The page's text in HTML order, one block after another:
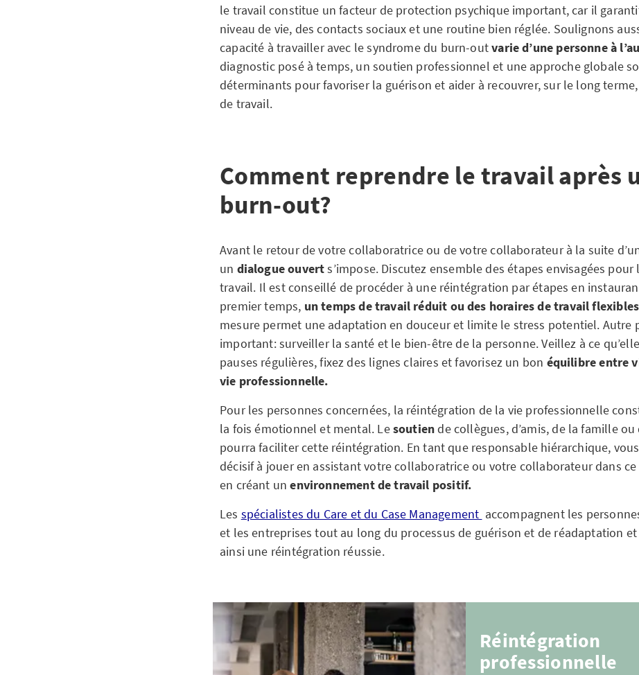
le travail constitue un facteur de protection psychique important, car il
niveau de vie, des contacts sociaux et une routine bien réglée. Soulignons
capacité à travailler avec le syndrome du burn-outvarie d’une personne à
diagnostic posé à temps, un soutien professionnel et une approche globale
déterminants pour favoriser la guérison et aider à recouvrer, sur le long
de travail.
Comment reprendre le travail après
burn-out?
Avant le retour de votre collaboratrice ou de votre collaborateur à la suite
un dialogue ouverts’impose. Discutez ensemble des étapes envisagées pour
travail. Il est conseillé de procéder à une réintégration par étapes en
premier temps, un temps de travail réduit ou des horaires de travail
mesure permet une adaptation en douceur et limite le stress potentiel. Autre
important: surveiller la santé et le bien-être de la personne. Veillez à ce
pauses régulières, fixez des lignes claires et favorisez un bon équilibre entre
vie professionnelle.
Pour les personnes concernées, la réintégration de la vie professionnelle
la fois émotionnel et mental. Lesoutiende collègues, d’amis, de la famille ou
pourra faciliter cette réintégration. En tant que responsable hiérarchique,
décisif à jouer en assistant votre collaboratrice ou votre collaborateur dans
en créant unenvironnement de travail positif.
Les spécialistes du Care et du Case Management accompagnent les
et les entreprises tout au long du processus de guérison et de réadaptation
ainsi une réintégration réussie.
Réintégration
professionnelle